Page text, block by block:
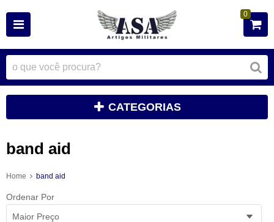
0
CATEGORIAS
band aid
Home band aid
Ordenar Por
Maior Preço